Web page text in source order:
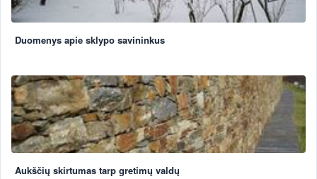
Duomenys apie sklypo savininkus
Aukščių skirtumas tarp gretimų valdų